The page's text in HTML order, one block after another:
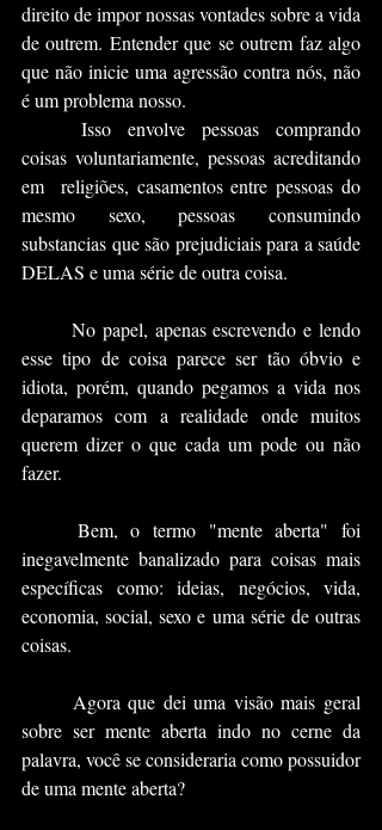
direito de impor nossas vontades sobre a vida
de outrem. Entender que se outrem faz algo
que não inicie uma agressão contra nós, não
é um problema nosso.
coisas voluntariamente, pessoas acreditando
em  religiões, casamentos entre pessoas do
mesmo sexo, pessoas consumindo
substancias que são prejudiciais para a saúde
DELAS e uma série de outra coisa.
esse tipo de coisa parece ser tão óbvio e
idiota, porém, quando pegamos a vida nos
deparamos com a realidade onde muitos
querem dizer o que cada um pode ou não
fazer.
inegavelmente banalizado para coisas mais
específicas como: ideias, negócios, vida,
economia, social, sexo e uma série de outras
coisas.
sobre ser mente aberta indo no cerne da
palavra, você se consideraria como possuidor
de uma mente aberta?